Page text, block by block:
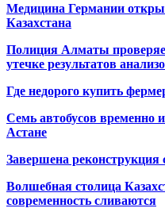
Медицина Германии
Казахстана
Полиция Алматы
утечке результатов
Где недорого купить
Семь автобусов временно
Астане
Завершена реконструкция
Волшебная столица
современность сливаются